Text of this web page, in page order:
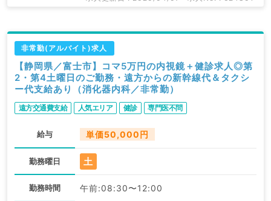
非常勤(アルバイト)求人
【静岡県／富士市】コマ5万円の内視鏡＋健診求人◎第
2・第4土曜日のご勤務・遠方からの新幹線代＆タクシ
ー代支給あり（消化器内科／非常勤）
遠方交通費支給 人気エリア 健診 専門医不問
給与 単価50,000円
勤務曜日 土
勤務時間 午前:08:30〜12:00